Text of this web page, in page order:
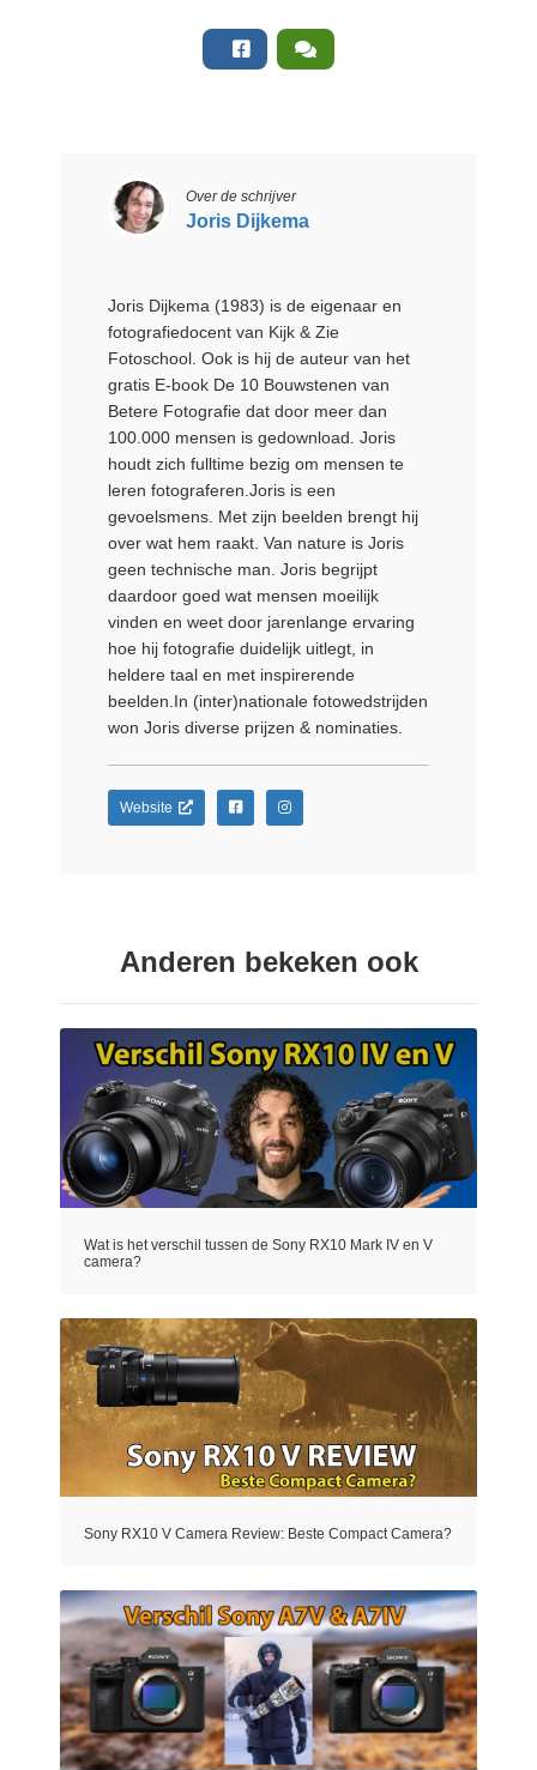
Over de schrijver
Joris Dijkema
Joris Dijkema (1983) is de eigenaar en
fotografiedocent van Kijk & Zie
Fotoschool. Ook is hij de auteur van het
gratis E-book De 10 Bouwstenen van
Betere Fotografie dat door meer dan
100.000 mensen is gedownload. Joris
houdt zich fulltime bezig om mensen te
leren fotograferen.Joris is een
gevoelsmens. Met zijn beelden brengt hij
over wat hem raakt. Van nature is Joris
geen technische man. Joris begrijpt
daardoor goed wat mensen moeilijk
vinden en weet door jarenlange ervaring
hoe hij fotografie duidelijk uitlegt, in
heldere taal en met inspirerende
beelden.In (inter)nationale fotowedstrijden
won Joris diverse prijzen & nominaties.
Website
Anderen bekeken ook
Wat is het verschil tussen de Sony RX10 Mark IV en V
camera?
Sony RX10 V Camera Review: Beste Compact Camera?